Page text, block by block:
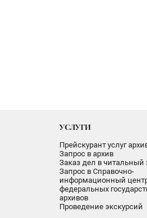
УСЛУГИ
Прейскурант услуг
Запрос в архив
Заказ дел в читальный
Запрос в Справочно-
информационный
федеральных
архивов
Проведение экскурсий